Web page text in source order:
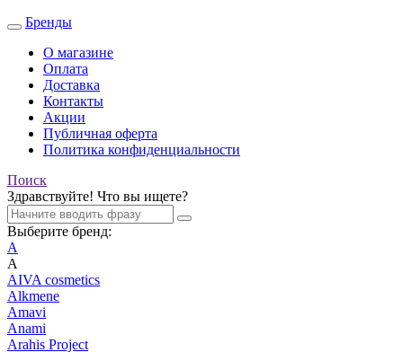
Бренды
О магазине
Оплата
Доставка
Контакты
Акции
Публичная оферта
Политика конфиденциальности
Поиск
Здравствуйте! Что вы ищете?
Выберите бренд:
A
A
AIVA cosmetics
Alkmene
Amavi
Anami
Arahis Project